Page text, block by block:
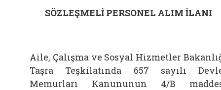
SÖZLEŞMELİ PERSONEL ALIM İLANI
Aile, Çalışma ve Sosyal Hizmetler
Taşra Teşkilatında 657 sayılı
Memurları Kanununun 4/B